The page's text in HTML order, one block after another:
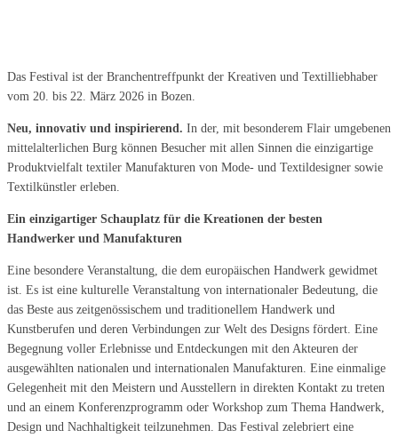
Das Festival ist der Branchentreffpunkt der Kreativen und Textilliebhaber
vom 20. bis 22. März 2026 in Bozen.
Neu, innovativ und inspirierend. In der, mit besonderem Flair umgebenen
mittelalterlichen Burg können Besucher mit allen Sinnen die einzigartige
Produktvielfalt textiler Manufakturen von Mode- und Textildesigner sowie
Textilkünstler erleben.
Ein einzigartiger Schauplatz für die Kreationen der besten
Handwerker und Manufakturen
Eine besondere Veranstaltung, die dem europäischen Handwerk gewidmet
ist. Es ist eine kulturelle Veranstaltung von internationaler Bedeutung, die
das Beste aus zeitgenössischem und traditionellem Handwerk und
Kunstberufen und deren Verbindungen zur Welt des Designs fördert. Eine
Begegnung voller Erlebnisse und Entdeckungen mit den Akteuren der
ausgewählten nationalen und internationalen Manufakturen. Eine einmalige
Gelegenheit mit den Meistern und Ausstellern in direkten Kontakt zu treten
und an einem Konferenzprogramm oder Workshop zum Thema Handwerk,
Design und Nachhaltigkeit teilzunehmen. Das Festival zelebriert eine